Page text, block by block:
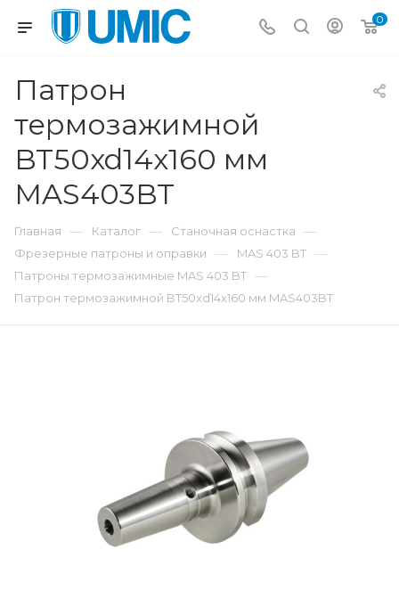
0
Патрон
термозажимной
BT50xd14x160 мм
MAS403BT
Главная — Каталог — Станочная оснастка —
Фрезерные патроны и оправки — MAS 403 BT —
Патроны термозажимные MAS 403 BT —
Патрон термозажимной BT50xd14x160 мм MAS403BT